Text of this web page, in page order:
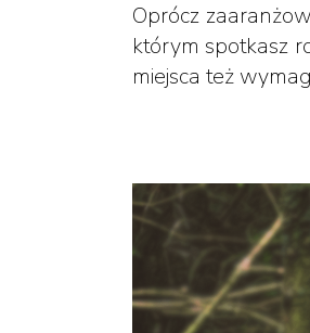
Oprócz
którym spotkasz
miejsca też